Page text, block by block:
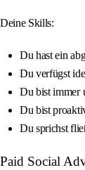
Deine Skills:
Du hast ein
Du verfügst
Du bist immer
Du bist
Du sprichst
Paid Social